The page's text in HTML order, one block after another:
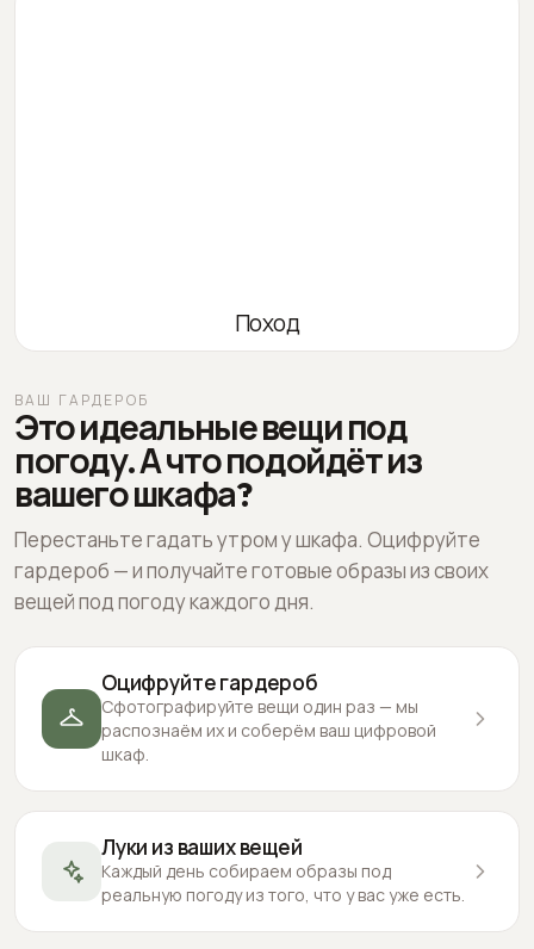
Поход
ВАШ ГАРДЕРОБ
Это идеальные вещи под
погоду. А что подойдёт из
вашего шкафа?
Перестаньте гадать утром у шкафа. Оцифруйте
гардероб — и получайте готовые образы из своих
вещей под погоду каждого дня.
Оцифруйте гардероб
Сфотографируйте вещи один раз — мы
распознаём их и соберём ваш цифровой
шкаф.
Луки из ваших вещей
Каждый день собираем образы под
реальную погоду из того, что у вас уже есть.